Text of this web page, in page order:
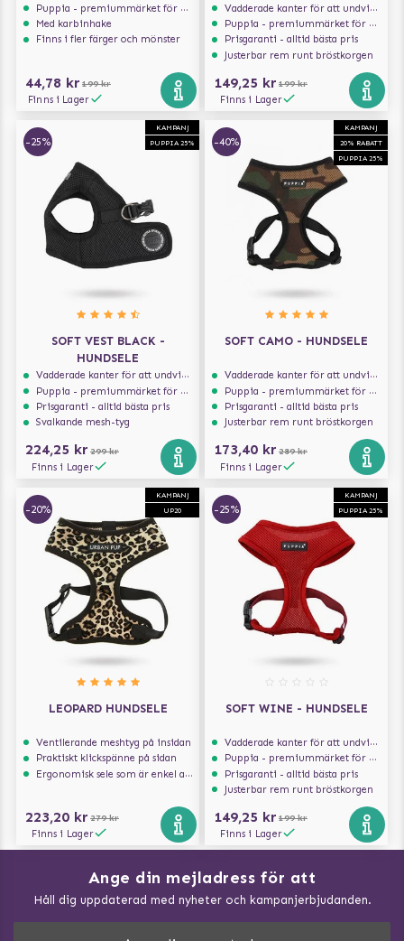
Puppia - premiummärket för hundselar
Med karbinhake
Finns i fler färger och mönster
44,78 kr 199 kr
Finns i Lager
Vadderade kanter för att undvika skav
Puppia - premiummärket för hundselar
Prisgaranti - alltid bästa pris
Justerbar rem runt bröstkorgen
149,25 kr 199 kr
Finns i Lager
KAMPANJ
PUPPIA 25%
-25%
SOFT VEST BLACK -
HUNDSELE
Vadderade kanter för att undvika skav
Puppia - premiummärket för hundselar
Prisgaranti - alltid bästa pris
Svalkande mesh-tyg
224,25 kr 299 kr
Finns i Lager
KAMPANJ
20% RABATT
PUPPIA 25%
-40%
SOFT CAMO - HUNDSELE
Vadderade kanter för att undvika skav
Puppia - premiummärket för hundselar
Prisgaranti - alltid bästa pris
Justerbar rem runt bröstkorgen
173,40 kr 289 kr
Finns i Lager
KAMPANJ
UP20
-20%
LEOPARD HUNDSELE
Ventilerande meshtyg på insidan
Praktiskt klickspänne på sidan
Ergonomisk sele som är enkel att ta på och av
223,20 kr 279 kr
Finns i Lager
KAMPANJ
PUPPIA 25%
-25%
SOFT WINE - HUNDSELE
Vadderade kanter för att undvika skav
Puppia - premiummärket för hundselar
Prisgaranti - alltid bästa pris
Justerbar rem runt bröstkorgen
149,25 kr 199 kr
Finns i Lager
Ange din mejladress för att
Håll dig uppdaterad med nyheter och kampanjerbjudanden.
Vad kan hundar äta?